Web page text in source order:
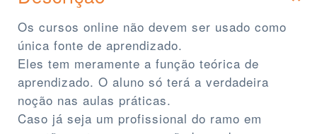
Os cursos online não devem ser usado como
única fonte de aprendizado.
Eles tem meramente a função teórica de
aprendizado. O aluno só terá a verdadeira
noção nas aulas práticas.
Caso já seja um profissional do ramo em